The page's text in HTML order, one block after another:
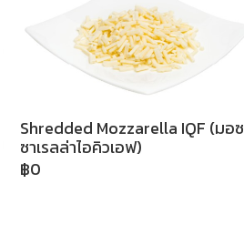
Shredded Mozzarella IQF (มอซ
ซาเรลล่าไอคิวเอฟ)
฿0